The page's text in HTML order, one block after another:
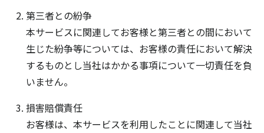
第三者との紛争
本サービスに関連してお客様と第三者との間において
生じた紛争等については、お客様の責任において解決
するものとし当社はかかる事項について一切責任を負
いません。
損害賠償責任
お客様は、本サービスを利用したことに関連して当社